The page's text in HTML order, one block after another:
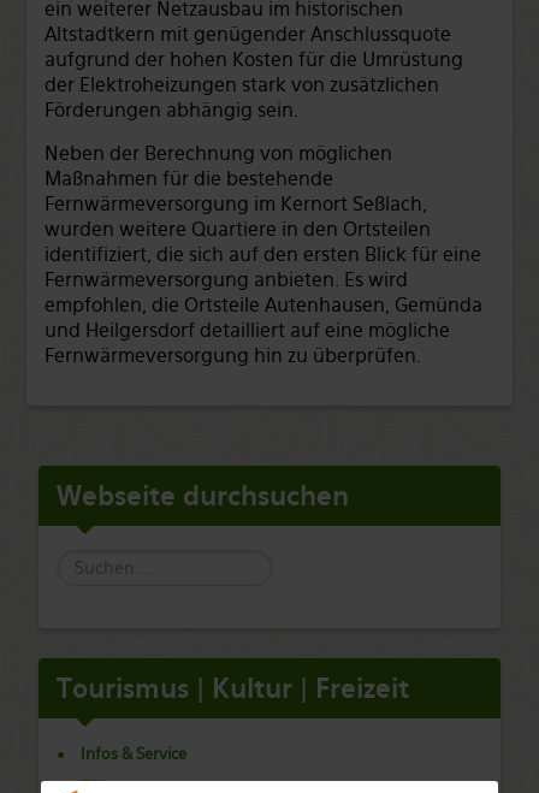
ein weiterer Netzausbau im historischen
Altstadtkern mit genügender Anschlussquote
aufgrund der hohen Kosten für die Umrüstung
der Elektroheizungen stark von zusätzlichen
Förderungen abhängig sein.
Neben der Berechnung von möglichen
Maßnahmen für die bestehende
Fernwärmeversorgung im Kernort Seßlach,
wurden weitere Quartiere in den Ortsteilen
identifiziert, die sich auf den ersten Blick für eine
Fernwärmeversorgung anbieten. Es wird
empfohlen, die Ortsteile Autenhausen, Gemünda
und Heilgersdorf detailliert auf eine mögliche
Fernwärmeversorgung hin zu überprüfen.
Webseite durchsuchen
Suche
Tourismus | Kultur | Freizeit
Infos & Service